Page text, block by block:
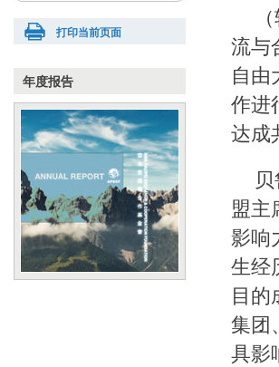
打印当前页面
年度报告
流与
自由
作进
达成
盟主
影响
生经
目
集团
具影